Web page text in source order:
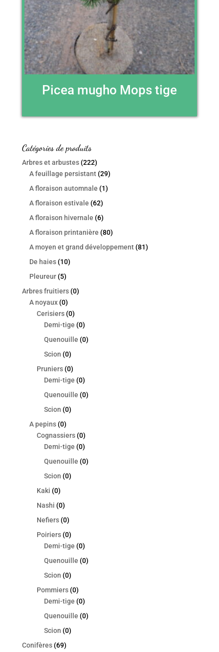
Picea mugho Mops tige
Catégories de produits
Arbres et arbustes (222)
A feuillage persistant (29)
A floraison automnale (1)
A floraison estivale (62)
A floraison hivernale (6)
A floraison printanière (80)
A moyen et grand développement (81)
De haies (10)
Pleureur (5)
Arbres fruitiers (0)
A noyaux (0)
Cerisiers (0)
Demi-tige (0)
Quenouille (0)
Scion (0)
Pruniers (0)
Demi-tige (0)
Quenouille (0)
Scion (0)
A pepins (0)
Cognassiers (0)
Demi-tige (0)
Quenouille (0)
Scion (0)
Kaki (0)
Nashi (0)
Nefiers (0)
Poiriers (0)
Demi-tige (0)
Quenouille (0)
Scion (0)
Pommiers (0)
Demi-tige (0)
Quenouille (0)
Scion (0)
Conifères (69)